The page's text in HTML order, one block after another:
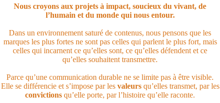
Nous croyons aux projets à impact, soucieux du vivant, de
l’humain et du monde qui nous entour.
Dans un environnement saturé de contenus, nous pensons que les
marques les plus fortes ne sont pas celles qui parlent le plus fort, mais
celles qui incarnent ce qu’elles sont, ce qu’elles défendent et ce
qu’elles souhaitent transmettre.
Parce qu’une communication durable ne se limite pas à être visible.
Elle se différencie et s’impose par les valeursqu’elles transmet, par les
convictions qu’elle porte, par l’histoire qu’elle raconte.